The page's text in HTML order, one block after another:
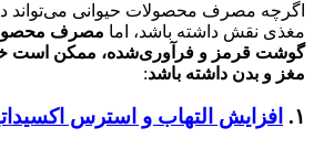
اگرچه مصرف محصولات حیوانی می‌تواند
مغذی نقش داشته باشد، اما مصرف
گوشت قرمز و فرآوری‌شده، ممکن است
مغز و بدن داشته باشد:
۱. افزایش التهاب و استرس